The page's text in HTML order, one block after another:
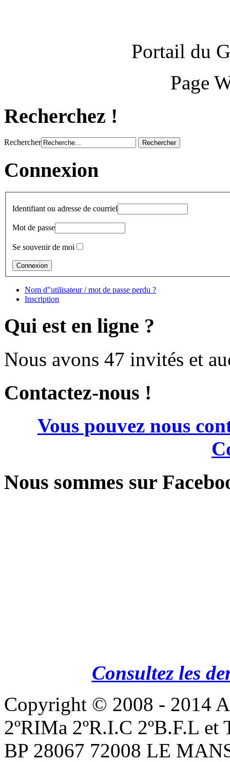
Portail du
Page
Recherchez !
Rechercher
Connexion
Identifiant ou adresse de courriel
Mot de passe
Se souvenir de moi
Nom d"utilisateur / mot de passe perdu ?
Inscription
Qui est en ligne ?
Nous avons 47 invités et
Contactez-nous !
Vous pouvez nous
Nous sommes sur
Consultez les
Copyright © 2008 - 2014
2ºRIMa 2ºR.I.C 2ºB.F.L
BP 28067 72008 LE